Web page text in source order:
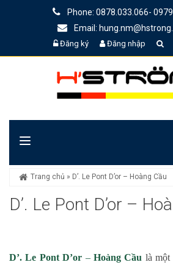
Phone: 0878.033.066-
Email:
Đăng ký Đăng nhập
Trang chủ » D’. Le Pont D’or – Hoàng Cầu
D’. Le Pont D’or –
D’. Le Pont D’or – Hoàng Cầu là một